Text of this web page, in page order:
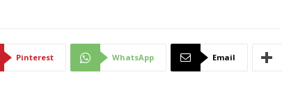
Pinterest WhatsApp Email